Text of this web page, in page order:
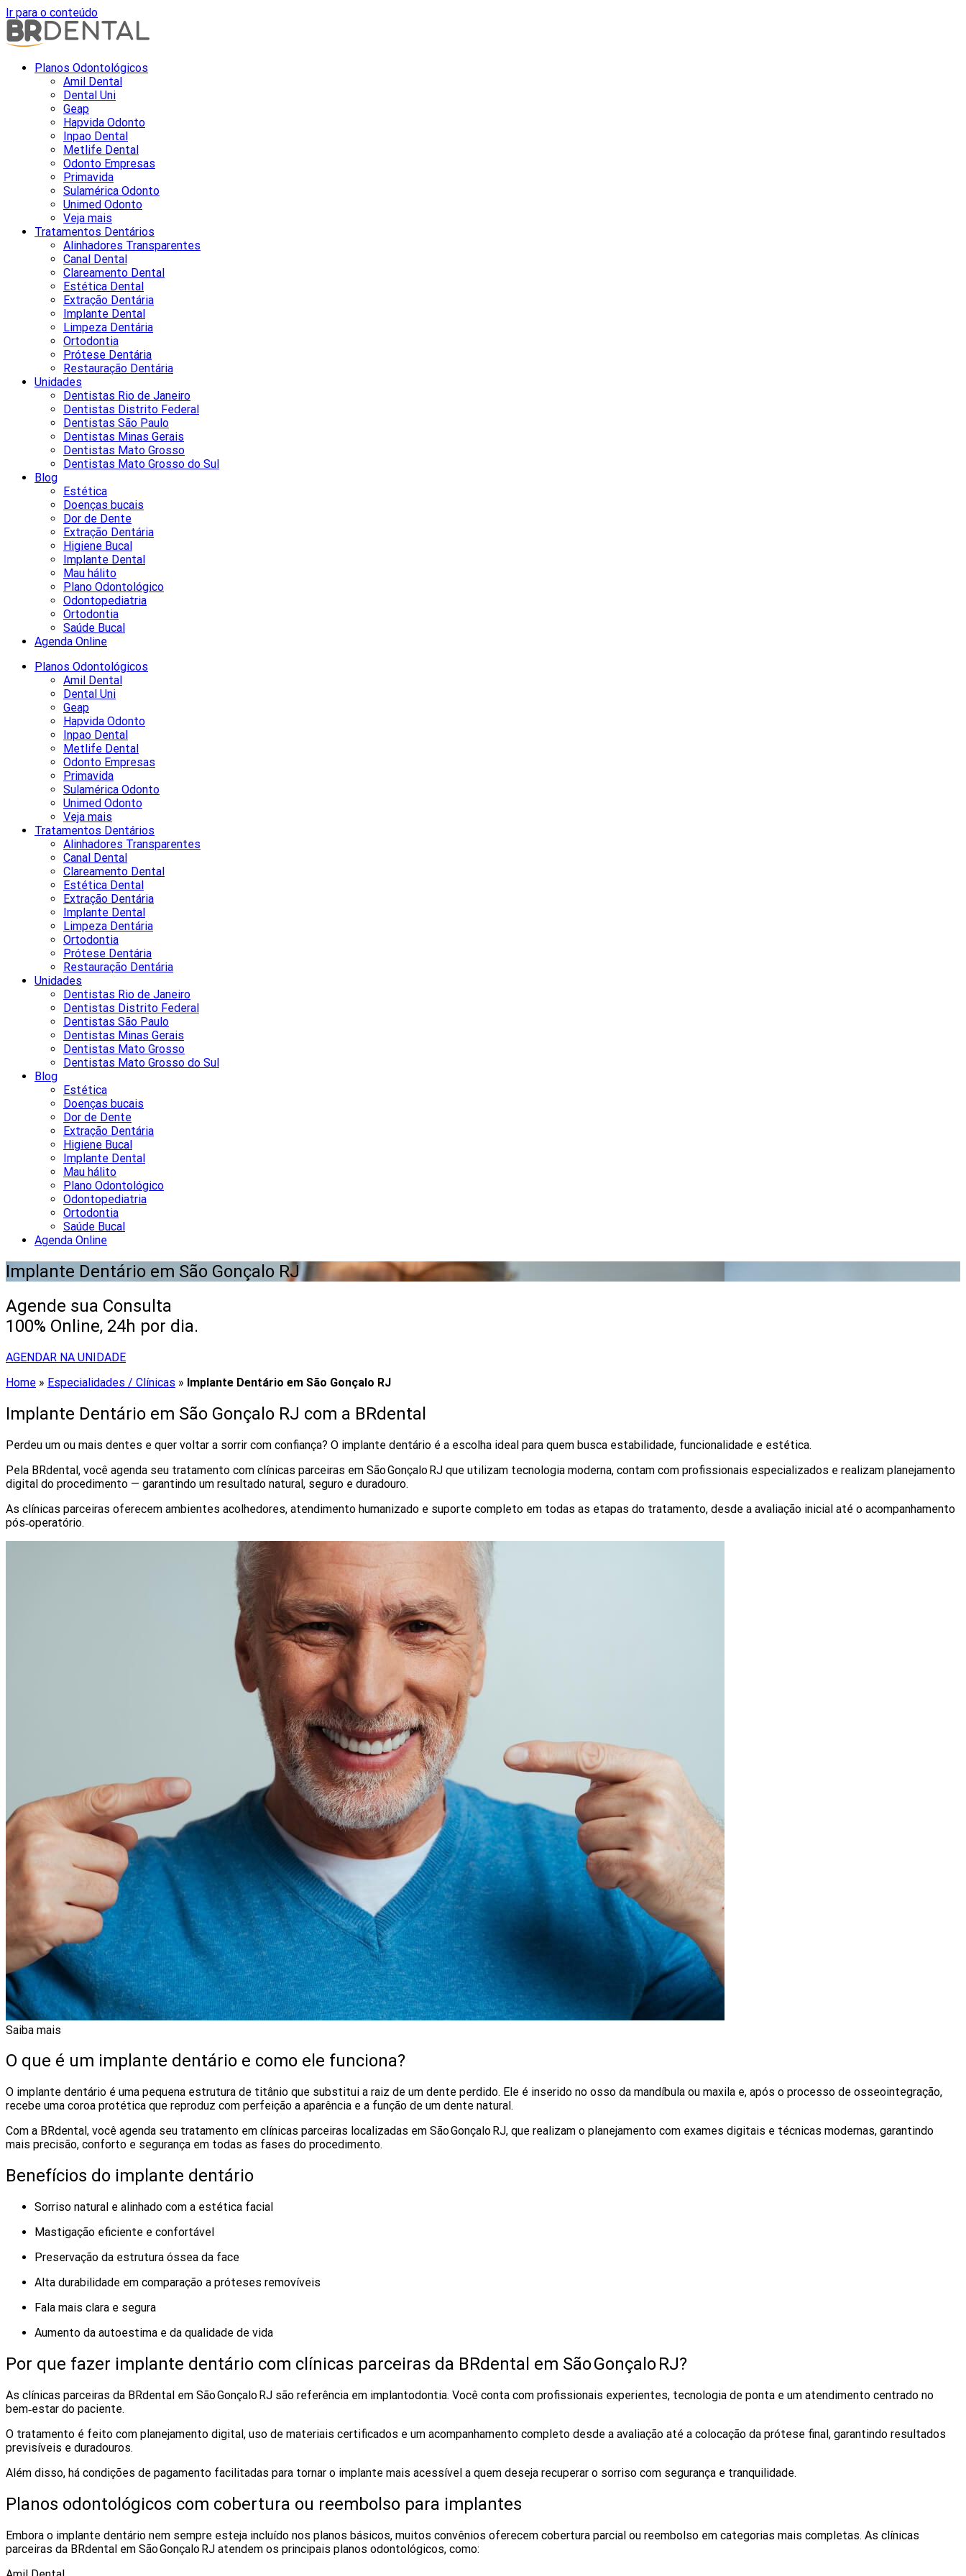
Ir para o conteúdo
Planos Odontológicos
Amil Dental
Dental Uni
Geap
Hapvida Odonto
Inpao Dental
Metlife Dental
Odonto Empresas
Primavida
Sulamérica Odonto
Unimed Odonto
Veja mais
Tratamentos Dentários
Alinhadores Transparentes
Canal Dental
Clareamento Dental
Estética Dental
Extração Dentária
Implante Dental
Limpeza Dentária
Ortodontia
Prótese Dentária
Restauração Dentária
Unidades
Dentistas Rio de Janeiro
Dentistas Distrito Federal
Dentistas São Paulo
Dentistas Minas Gerais
Dentistas Mato Grosso
Dentistas Mato Grosso do Sul
Blog
Estética
Doenças bucais
Dor de Dente
Extração Dentária
Higiene Bucal
Implante Dental
Mau hálito
Plano Odontológico
Odontopediatria
Ortodontia
Saúde Bucal
Agenda Online
Planos Odontológicos
Amil Dental
Dental Uni
Geap
Hapvida Odonto
Inpao Dental
Metlife Dental
Odonto Empresas
Primavida
Sulamérica Odonto
Unimed Odonto
Veja mais
Tratamentos Dentários
Alinhadores Transparentes
Canal Dental
Clareamento Dental
Estética Dental
Extração Dentária
Implante Dental
Limpeza Dentária
Ortodontia
Prótese Dentária
Restauração Dentária
Unidades
Dentistas Rio de Janeiro
Dentistas Distrito Federal
Dentistas São Paulo
Dentistas Minas Gerais
Dentistas Mato Grosso
Dentistas Mato Grosso do Sul
Blog
Estética
Doenças bucais
Dor de Dente
Extração Dentária
Higiene Bucal
Implante Dental
Mau hálito
Plano Odontológico
Odontopediatria
Ortodontia
Saúde Bucal
Agenda Online
Implante Dentário em São Gonçalo RJ
Agende sua Consulta
100% Online, 24h por dia.
AGENDAR NA UNIDADE
Home » Especialidades / Clínicas » Implante Dentário em São Gonçalo RJ
Implante Dentário em São Gonçalo RJ com a BRdental
Perdeu um ou mais dentes e quer voltar a sorrir com confiança? O implante dentário é a escolha ideal para quem busca estabilidade, funcionalidade e estética.
Pela BRdental, você agenda seu tratamento com clínicas parceiras em São Gonçalo RJ que utilizam tecnologia moderna, contam com profissionais especializados e realizam planejamento
digital do procedimento — garantindo um resultado natural, seguro e duradouro.
As clínicas parceiras oferecem ambientes acolhedores, atendimento humanizado e suporte completo em todas as etapas do tratamento, desde a avaliação inicial até o acompanhamento
pós‑operatório.
Saiba mais
O que é um implante dentário e como ele funciona?
O implante dentário é uma pequena estrutura de titânio que substitui a raiz de um dente perdido. Ele é inserido no osso da mandíbula ou maxila e, após o processo de osseointegração,
recebe uma coroa protética que reproduz com perfeição a aparência e a função de um dente natural.
Com a BRdental, você agenda seu tratamento em clínicas parceiras localizadas em São Gonçalo RJ, que realizam o planejamento com exames digitais e técnicas modernas, garantindo
mais precisão, conforto e segurança em todas as fases do procedimento.
Benefícios do implante dentário
Sorriso natural e alinhado com a estética facial
Mastigação eficiente e confortável
Preservação da estrutura óssea da face
Alta durabilidade em comparação a próteses removíveis
Fala mais clara e segura
Aumento da autoestima e da qualidade de vida
Por que fazer implante dentário com clínicas parceiras da BRdental em São Gonçalo RJ?
As clínicas parceiras da BRdental em São Gonçalo RJ são referência em implantodontia. Você conta com profissionais experientes, tecnologia de ponta e um atendimento centrado no
bem‑estar do paciente.
O tratamento é feito com planejamento digital, uso de materiais certificados e um acompanhamento completo desde a avaliação até a colocação da prótese final, garantindo resultados
previsíveis e duradouros.
Além disso, há condições de pagamento facilitadas para tornar o implante mais acessível a quem deseja recuperar o sorriso com segurança e tranquilidade.
Planos odontológicos com cobertura ou reembolso para implantes
Embora o implante dentário nem sempre esteja incluído nos planos básicos, muitos convênios oferecem cobertura parcial ou reembolso em categorias mais completas. As clínicas
parceiras da BRdental em São Gonçalo RJ atendem os principais planos odontológicos, como: